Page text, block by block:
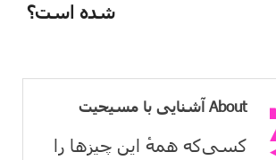
شده است؟
About آشنایی با مسیحیت
کسی‌که همهٔ این چیزها را